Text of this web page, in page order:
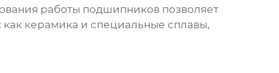
работы подшипников позволяет
керамика и специальные сплавы,